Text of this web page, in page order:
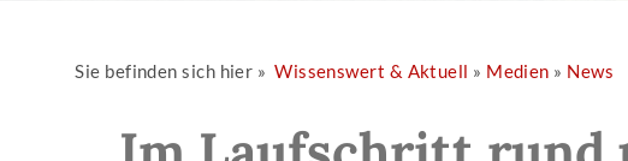
Sie befinden sich hier »Wissenswert & Aktuell » Medien » News